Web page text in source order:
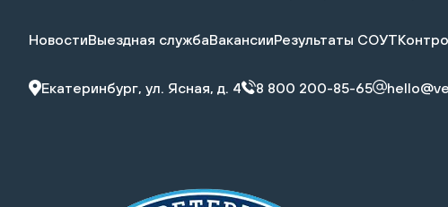
НовостиВыездная службаВакансииРезультаты СОУТ
Екатеринбург, ул. Ясная, д. 4 8 800 200-85-65